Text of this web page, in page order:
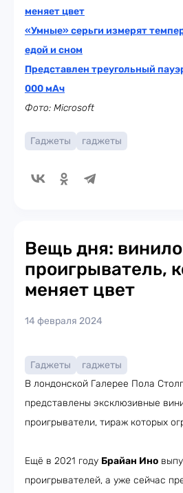
меняет цвет
«Умные» серьги измерят
едой и сном
Представлен треугольный
000 мАч
Фото: Microsoft
Гаджеты гаджеты
Вещь дня:
проигрыватель,
меняет цвет
14 февраля 2024
Гаджеты
гаджеты
В лондонской Галерее Пола
представлены эксклюзивные
проигрыватели, тираж которых
Ещё в 2021 году Брайан Ино
проигрывателей, а уже сейчас